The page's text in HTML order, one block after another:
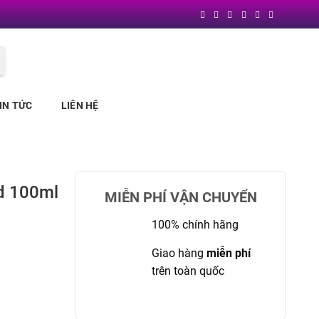
TỨC LIÊN HỆ
100ml MIỄN PHÍ VẬN CHUYỂN
100% chính hãng
Giao hàng miễn phí
trên toàn quốc